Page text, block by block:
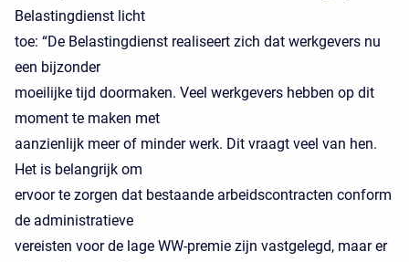
Belastingdienst licht
toe: “De Belastingdienst realiseert zich dat werkgevers nu
een bijzonder
moeilijke tijd doormaken. Veel werkgevers hebben op dit
moment te maken met
aanzienlijk meer of minder werk. Dit vraagt veel van hen.
Het is belangrijk om
ervoor te zorgen dat bestaande arbeidscontracten conform
de administratieve
vereisten voor de lage WW-premie zijn vastgelegd, maar er